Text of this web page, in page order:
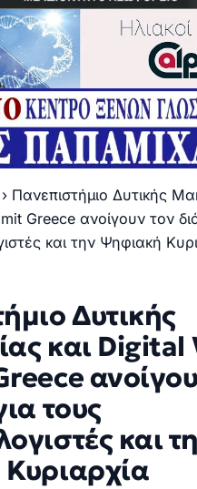
› Πανεπιστήμιο Δυτικής
Greece ανοίγουν τον
και την Ψηφιακή
Δυτικής
και Digital
τους
και